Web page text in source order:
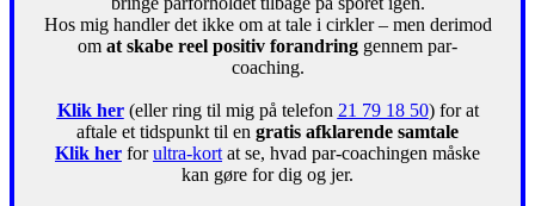
Hos mig handler det ikke om at tale i cirkler – men derimod
om at skabe reel positiv forandring gennem par-
coaching.
Klik her(eller ring til mig på telefon 21 79 18 50) for at
aftale et tidspunkt til en gratis afklarende samtale
Klik her forultra-kort at se, hvad par-coachingen måske
kan gøre for dig og jer.